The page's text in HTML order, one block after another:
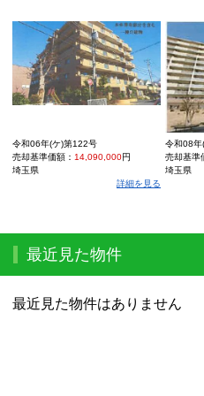
令和06年(ケ)第122号
売却基準価額： 14,090,000円
埼玉県
詳細を見る
令和08年
売却基準
埼玉県
最近見た物件
最近見た物件はありません